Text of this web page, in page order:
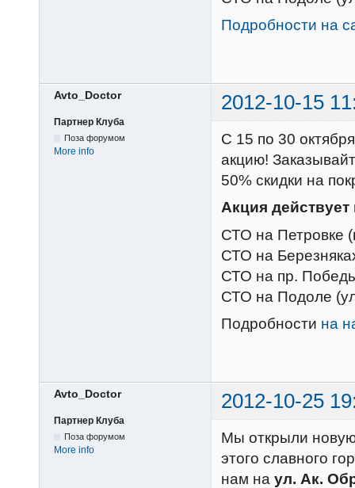
Подробности на
Avto_Doctor 2012-10-15
Партнер Клуба
Поза форумом
More info
С 15 по 30
акцию!
50% скидки на
Акция
СТО на Петровке
СТО на
СТО на пр.
СТО на Подоле
Подробности на
Avto_Doctor 2012-10-25
Партнер Клуба
Поза форумом
More info
Мы открыли
этого славного
нам на ул. Ак.